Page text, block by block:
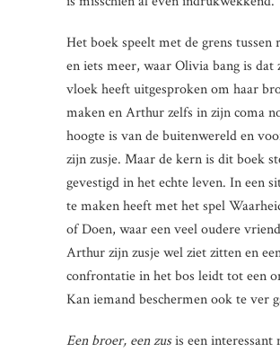
Het boek speelt met de grens tussen
en iets meer, waar Olivia bang is dat
vloek heeft uitgesproken om haar
maken en Arthur zelfs in zijn coma
hoogte is van de buitenwereld en
zijn zusje. Maar de kern is dit boek
gevestigd in het echte leven. In een
te maken heeft met het spel
of Doen, waar een veel oudere
Arthur zijn zusje wel ziet zitten en
confrontatie in het bos leidt tot een
Kan iemand beschermen ook te ver
Een broer, een zusis een interessant